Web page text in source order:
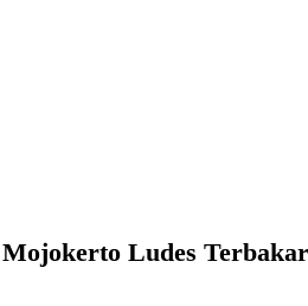
Ludes Terbakar